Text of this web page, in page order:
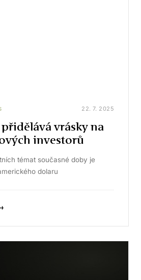
22. 7. 2025
vrásky na
investorů
témat současné doby je
dolaru